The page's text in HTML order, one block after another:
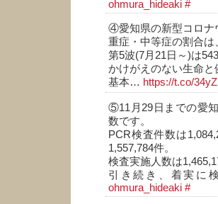
ohmura_hideaki #
④愛知県の新型コロナ
重症・中等症の割合
第5波(7月21日～)は
かけがえのない生命と
基本… https://t.co/
⑤11月29日までの愛
数です。
PCR検査件数は
1,557,784件。
検査実施人数は
引き続き、着実に
ohmura_hideaki #